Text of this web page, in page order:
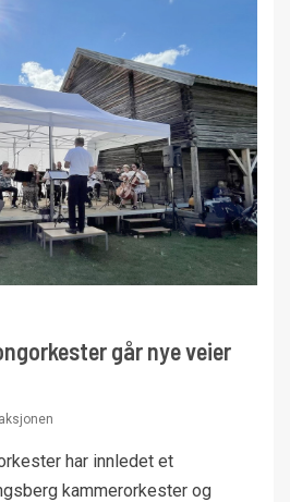
går nye veier
har innledet et
kammerorkester og